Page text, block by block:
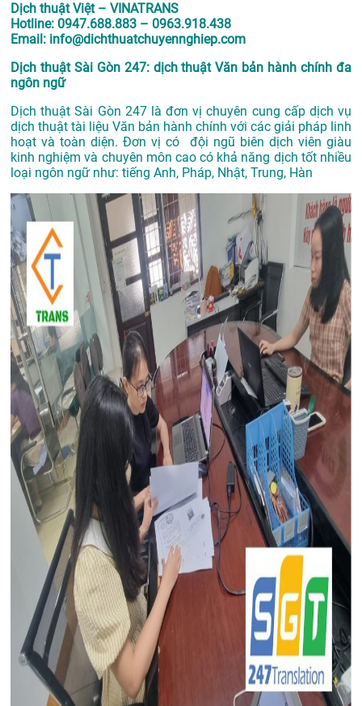
Dịch thuật Việt – VINATRANS
Hotline: 0947.688.883 – 0963.918.438
Email: info@dichthuatchuyennghiep.com
Dịch thuật Sài Gòn 247: dịch thuật Văn bản hành chính đa
ngôn ngữ
Dịch thuật Sài Gòn 247 là đơn vị chuyên cung cấp dịch vụ
dịch thuật tài liệu Văn bản hành chính với các giải pháp linh
hoạt và toàn diện. Đơn vị có đội ngũ biên dịch viên giàu
kinh nghiệm và chuyên môn cao có khả năng dịch tốt nhiều
loại ngôn ngữ như: tiếng Anh, Pháp, Nhật, Trung, Hàn